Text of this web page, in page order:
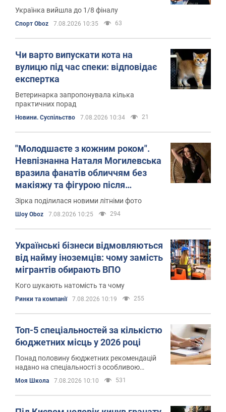
Українка вийшла до 1/8 фіналу
Спорт Oboz 7.08.2026 10:35 63
Чи варто випускати кота на
вулицю під час спеки: відповідає
експертка
Ветеринарка запропонувала кілька
практичних порад
Новини. Суспільство 7.08.2026 10:34 21
"Молодшаєте з кожним роком".
Невпізнанна Наталя Могилевська
вразила фанатів обличчям без
макіяжу та фігурою після
схуднення
Зірка поділилася новими літніми фото
Шоу Oboz 7.08.2026 10:25 294
Українські бізнеси відмовляються
від найму іноземців: чому замість
мігрантів обирають ВПО
Кого шукають натомість та чому
Ринки та компанії 7.08.2026 10:19 255
Топ-5 спеціальностей за кількістю
бюджетних місць у 2026 році
Понад половину бюджетних рекомендацій
надано на спеціальності з особливою
Моя Школа 7.08.2026 10:10 531